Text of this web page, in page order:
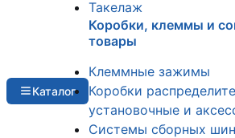
Каталог
Такелаж
Коробки, клеммы и
товары
Клеммные зажимы
Коробки
установочные и
Системы сборных шин